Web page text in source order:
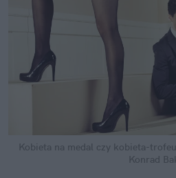
Kobieta na medal czy kobieta-
Konrad